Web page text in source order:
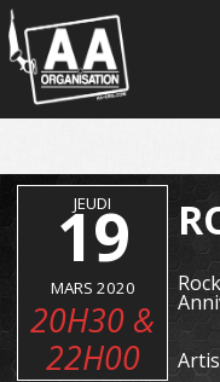
Panneau de gestion des
JEUDI
19
MARS 2020
20H30 &
22H00